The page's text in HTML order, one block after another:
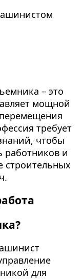
– это
мощной
требует
чтобы
работников и
строительных
для